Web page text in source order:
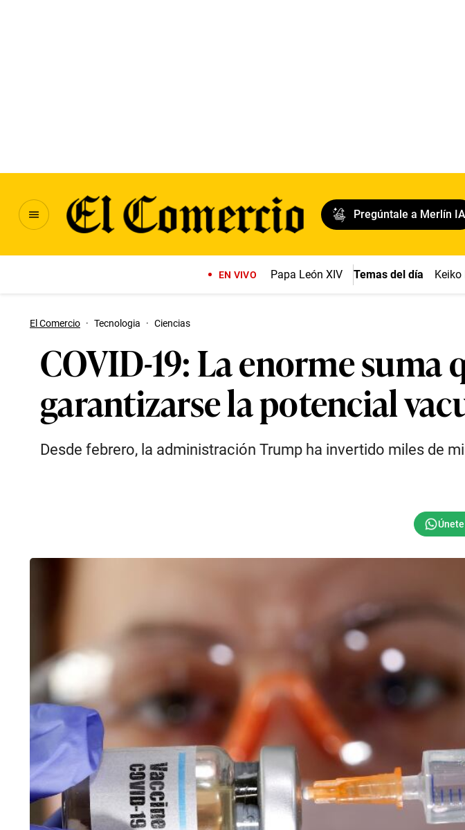
Pregúntale a Merlín IA
EN VIVO Papa León XIV Temas del día Keiko
El Comercio · Tecnologia · Ciencias
COVID-19: La enorme suma
garantizarse la potencial
Desde febrero, la administración Trump ha invertido miles de